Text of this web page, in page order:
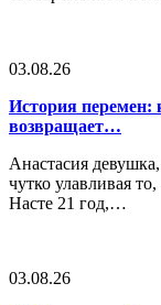
03.08.26
История перемен:
возвращает…
Анастасия
чутко улавливая
Насте 21 год,…
03.08.26